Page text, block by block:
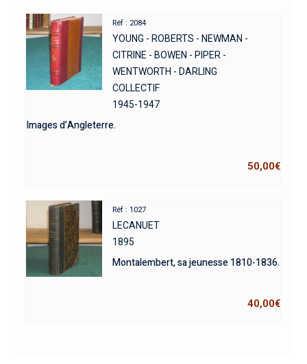
Réf : 2084
YOUNG - ROBERTS - NEWMAN -
CITRINE - BOWEN - PIPER -
WENTWORTH - DARLING
COLLECTIF
1945-1947
Images d’Angleterre.
50,00€
Réf : 1027
LECANUET
1895
Montalembert, sa jeunesse 1810-1836.
40,00€